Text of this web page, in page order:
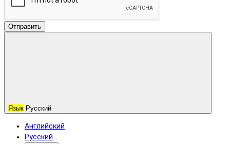
Отправить
Язык Русский
Английский
Русский